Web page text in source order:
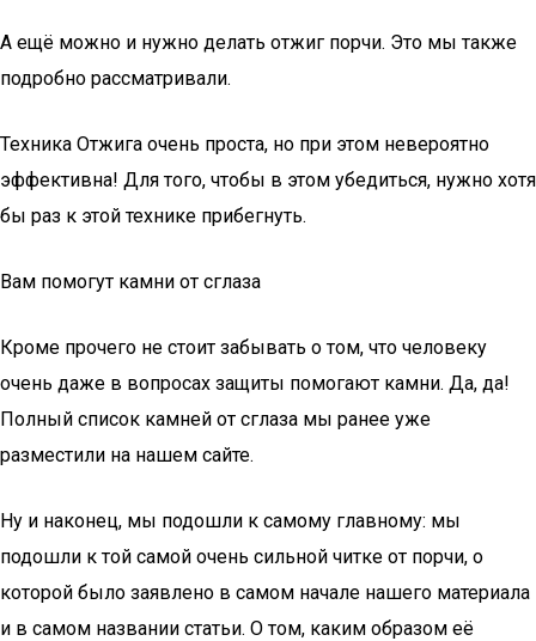
А ещё можно и нужно делать отжиг порчи. Это мы также
подробно рассматривали.
Техника Отжига очень проста, но при этом невероятно
эффективна! Для того, чтобы в этом убедиться, нужно хотя
бы раз к этой технике прибегнуть.
Вам помогут камни от сглаза
Кроме прочего не стоит забывать о том, что человеку
очень даже в вопросах защиты помогают камни. Да, да!
Полный список камней от сглаза мы ранее уже
разместили на нашем сайте.
Ну и наконец, мы подошли к самому главному: мы
подошли к той самой очень сильной читке от порчи, о
которой было заявлено в самом начале нашего материала
и в самом названии статьи. О том, каким образом её